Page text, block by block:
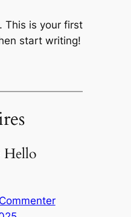
This is your first
start writing!
Hello